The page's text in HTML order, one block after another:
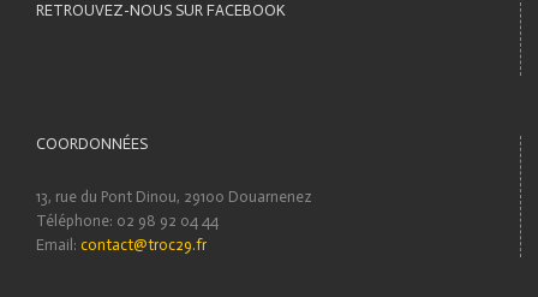
RETROUVEZ-NOUS SUR FACEBOOK
COORDONNÉES
13, rue du Pont Dinou, 29100 Douarnenez
Téléphone: 02 98 92 04 44
Email: contact@troc29.fr